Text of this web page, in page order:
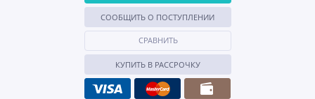
СООБЩИТЬ О ПОСТУПЛЕНИИ
СРАВНИТЬ
КУПИТЬ В РАССРОЧКУ